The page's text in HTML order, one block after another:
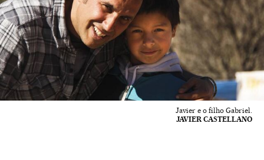
Javier e o filho Gabriel.
JAVIER CASTELLANO